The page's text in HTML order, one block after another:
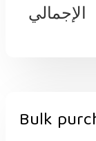
الإجمالي
Bulk